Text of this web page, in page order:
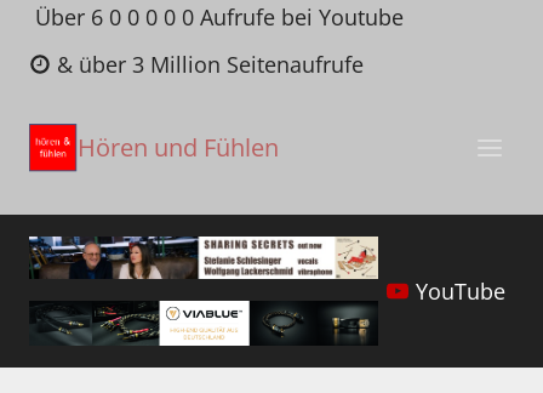
Zum
Inhalt
springen
Über 6 0 0 0 0 0 Aufrufe bei Youtube
& über 3 Million Seitenaufrufe
Hören und Fühlen
YouTube